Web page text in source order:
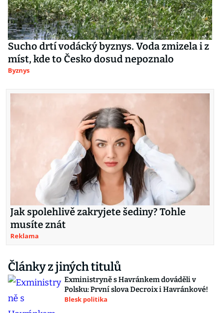
Sucho drtí vodácký byznys. Voda zmizela i z
míst, kde to Česko dosud nepoznalo
Byznys
Jak spolehlivě zakryjete šediny? Tohle
musíte znát
Reklama
Články z jiných titulů
Exministryně s Havránkem dováděli v
Polsku: První slova Decroix i Havránkové!
Blesk politika